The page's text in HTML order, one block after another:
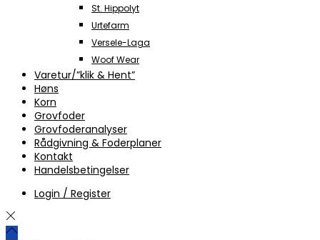
St. Hippolyt
Urtefarm
Versele-Laga
Woof Wear
Varetur/”klik & Hent”
Høns
Korn
Grovfoder
Grovfoderanalyser
Rådgivning & Foderplaner
Kontakt
Handelsbetingelser
Login / Register